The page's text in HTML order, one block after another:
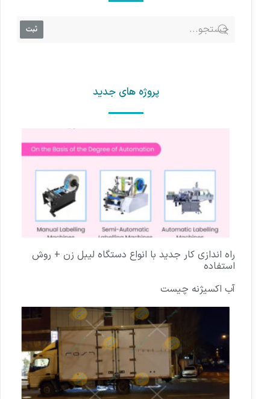
ثبت
پروژه های جدید
راه اندازی کار جدید با انواع دستگاه لیبل زن + روش
استفاده
آب اکسیژنه چیست